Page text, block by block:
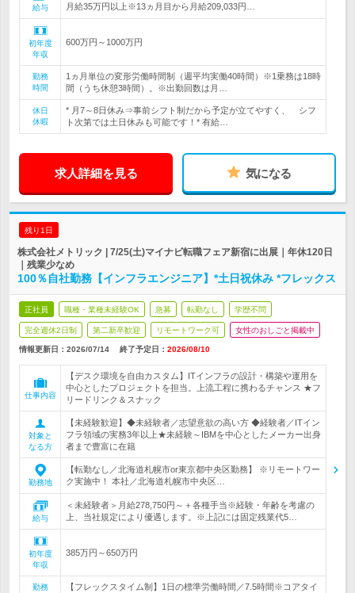
給与
月給35万円以上※13ヵ月目から月給209,033円…
初年度
年収
600万円～1000万円
勤務
時間
1ヵ月単位の変形労働時間制（週平均実働40時間）※1乗務は18時
間（うち休憩3時間）。※出勤回数は月…
休日
休暇
* 月7～8日休み⇒事前シフト制だから予定が立てやすく、 シフ
ト次第では土日休みも可能です！* 有給…
求人詳細を見る 気になる
残り1日
株式会社メトリック | 7/25(土)マイナビ転職フェア新宿に出展｜年休120日
｜残業少なめ
100％自社勤務【インフラエンジニア】*土日祝休み *フレックス
正社員 職種・業種未経験OK 急募 転勤なし 学歴不問
完全週休2日制 第二新卒歓迎 リモートワーク可 女性のおしごと掲載中
情報更新日：2026/07/14 終了予定日： 2026/08/10
仕事内容
【デスク環境を自由カスタム】ITインフラの設計・構築や運用を
中心としたプロジェクトを担当。上流工程に携わるチャンス ★フ
リードリンク＆スナック
対象と
なる方
【未経験歓迎】◆未経験者／志望意欲の高い方 ◆経験者／ITイン
フラ領域の実務3年以上★未経験～IBMを中心としたメーカー出身
者まで豊富に在籍
勤務地
【転勤なし／北海道札幌市or東京都中央区勤務】 ※リモートワー
ク実施中！ 本社／北海道札幌市中央区…
給与
＜未経験者＞月給278,750円～＋各種手当※経験・年齢を考慮の
上、当社規定により優遇します。※上記には固定残業代5…
初年度
年収
385万円～650万円
勤務
【フレックスタイム制】1日の標準労働時間／7.5時間※コアタイ